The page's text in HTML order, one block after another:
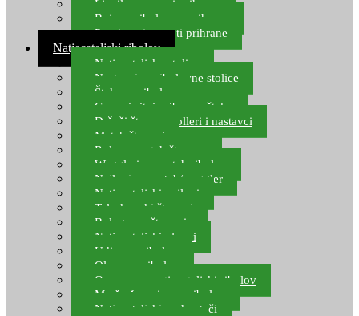
Ljepilo za crve i prihranu
Boje za ribolovnu prihranu
Provjereni recepti prihrane
Natjecateljski ribolov
Natjecateljske stolice
Nastavci za ribolovne stolice
Šteke za ribolov
Gume i sitni pribor za šteku
Držači štapova rolleri i nastavci
Match štapovi
Role za match štapove
Waggleri za match ribolov
Najloni za match/waggler
Natjecateljski najloni
Teleskopski štapovi
Bolognese štapovi
Natjecateljski plovci
Udice za ribolov
Olovo za ribolov
Oprema za natjecateljski ribolov
Mreže čuvarice za ribolov
Natjecateljski podmetači